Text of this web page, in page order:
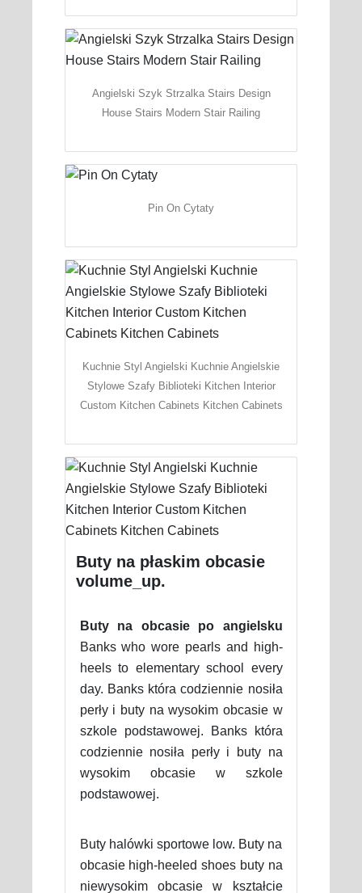
Angielski Szyk Strzalka Stairs Design
House Stairs Modern Stair Railing
Pin On Cytaty
Kuchnie Styl Angielski Kuchnie Angielskie
Stylowe Szafy Biblioteki Kitchen Interior
Custom Kitchen Cabinets Kitchen Cabinets
Buty na płaskim obcasie
volume_up.
Buty na obcasie po angielsku
Banks who wore pearls and high-
heels to elementary school every
day. Banks która codziennie nosiła
perły i buty na wysokim obcasie w
szkole podstawowej. Banks która
codziennie nosiła perły i buty na
wysokim obcasie w szkole
podstawowej.
Buty halówki sportowe low. Buty na
obcasie high-heeled shoes buty na
niewysokim obcasie w kształcie